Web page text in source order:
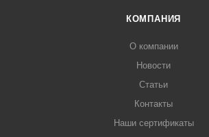
КОМПАНИЯ
О компании
Новости
Статьи
Контакты
Наши сертификаты